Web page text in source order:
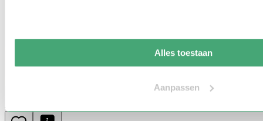
Alles toestaan
Aanpassen